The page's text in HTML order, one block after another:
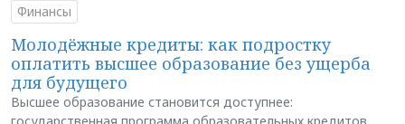
Финансы
Молодёжные кредиты: как подростку
оплатить высшее образование без ущерба
для будущего
Высшее образование становится доступнее: